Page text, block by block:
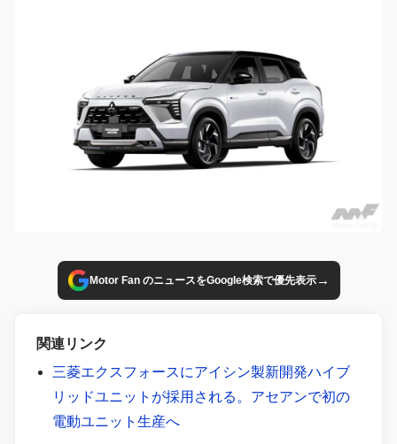
Motor Fan のニュースをGoogle検索で優先表示→
関連リンク
三菱エクスフォースにアイシン製新開発ハイブ
リッドユニットが採用される。アセアンで初の
電動ユニット生産へ